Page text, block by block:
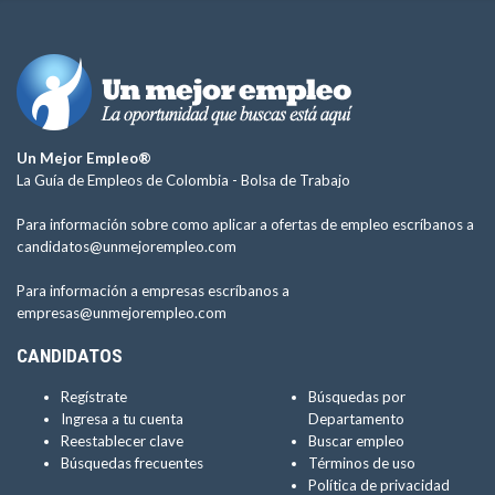
Un Mejor Empleo®
La Guía de Empleos de Colombia - Bolsa de Trabajo
Para información sobre como aplicar a ofertas de empleo escríbanos a
candidatos@unmejorempleo.com
Para información a empresas escríbanos a
empresas@unmejorempleo.com
CANDIDATOS
Regístrate
Ingresa a tu cuenta
Reestablecer clave
Búsquedas frecuentes
Búsquedas por
Departamento
Buscar empleo
Términos de uso
Política de privacidad